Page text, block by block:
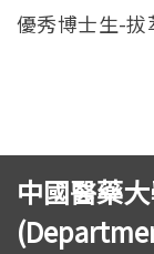
優秀博士生-拔
中國醫藥